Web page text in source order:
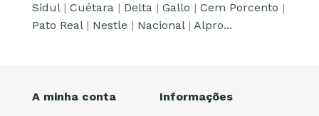
Sidul| Cuétara | Delta | Gallo | Cem Porcento |
Pato Real| Nestle | Nacional| Alpro...
A minha conta Informações